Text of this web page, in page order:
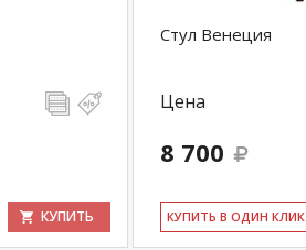
КУПИТЬ
Стул Венеция
Цена
8 700
КУ­ПИТЬ В ОДИН КЛИК